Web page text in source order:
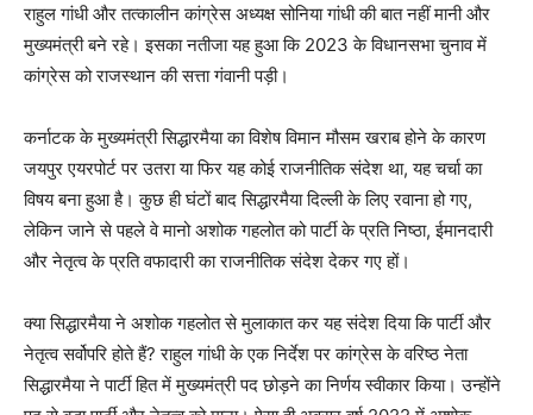
राहुल गांधी और तत्कालीन कांग्रेस अध्यक्ष सोनिया गांधी की बात नहीं मानी और
मुख्यमंत्री बने रहे। इसका नतीजा यह हुआ कि 2023 के विधानसभा चुनाव में
कांग्रेस को राजस्थान की सत्ता गंवानी पड़ी।
कर्नाटक के मुख्यमंत्री सिद्धारमैया का विशेष विमान मौसम खराब होने के कारण
जयपुर एयरपोर्ट पर उतरा या फिर यह कोई राजनीतिक संदेश था, यह चर्चा का
विषय बना हुआ है। कुछ ही घंटों बाद सिद्धारमैया दिल्ली के लिए रवाना हो गए,
लेकिन जाने से पहले वे मानो अशोक गहलोत को पार्टी के प्रति निष्ठा, ईमानदारी
और नेतृत्व के प्रति वफादारी का राजनीतिक संदेश देकर गए हों।
क्या सिद्धारमैया ने अशोक गहलोत से मुलाकात कर यह संदेश दिया कि पार्टी और
नेतृत्व सर्वोपरि होते हैं? राहुल गांधी के एक निर्देश पर कांग्रेस के वरिष्ठ नेता
सिद्धारमैया ने पार्टी हित में मुख्यमंत्री पद छोड़ने का निर्णय स्वीकार किया। उन्होंने